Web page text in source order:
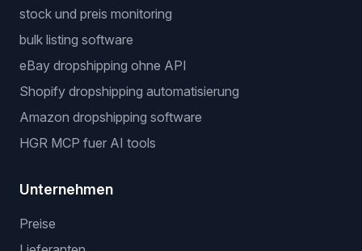
stock und preis monitoring
bulk listing software
eBay dropshipping ohne API
Shopify dropshipping automatisierung
Amazon dropshipping software
HGR MCP fuer AI tools
Unternehmen
Preise